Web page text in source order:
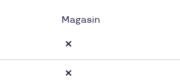
Magasin